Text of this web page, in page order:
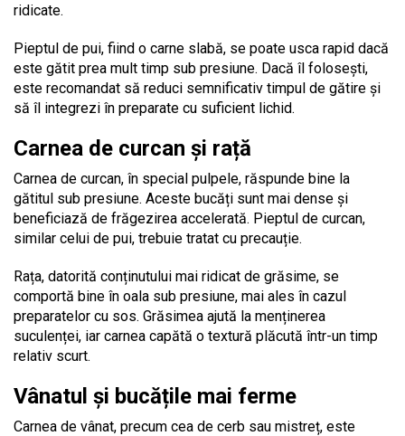
ridicate.
Pieptul de pui, fiind o carne slabă, se poate usca rapid dacă
este gătit prea mult timp sub presiune. Dacă îl folosești,
este recomandat să reduci semnificativ timpul de gătire și
să îl integrezi în preparate cu suficient lichid.
Carnea de curcan și rață
Carnea de curcan, în special pulpele, răspunde bine la
gătitul sub presiune. Aceste bucăți sunt mai dense și
beneficiază de frăgezirea accelerată. Pieptul de curcan,
similar celui de pui, trebuie tratat cu precauție.
Rața, datorită conținutului mai ridicat de grăsime, se
comportă bine în oala sub presiune, mai ales în cazul
preparatelor cu sos. Grăsimea ajută la menținerea
suculenței, iar carnea capătă o textură plăcută într-un timp
relativ scurt.
Vânatul și bucățile mai ferme
Carnea de vânat, precum cea de cerb sau mistreț, este